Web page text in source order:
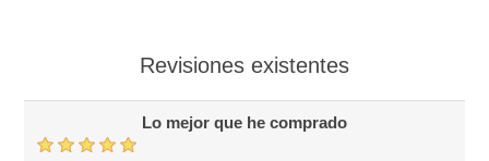
Revisiones existentes
Lo mejor que he comprado